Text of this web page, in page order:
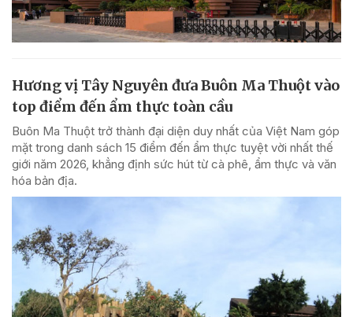
Hương vị Tây Nguyên đưa Buôn Ma Thuột vào
top điểm đến ẩm thực toàn cầu
Buôn Ma Thuột trở thành đại diện duy nhất của Việt Nam góp
mặt trong danh sách 15 điểm đến ẩm thực tuyệt vời nhất thế
giới năm 2026, khẳng định sức hút từ cà phê, ẩm thực và văn
hóa bản địa.